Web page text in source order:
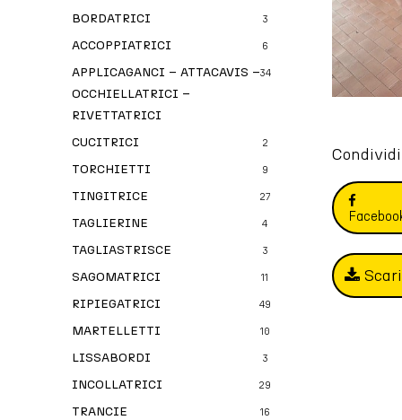
BORDATRICI 3
ACCOPPIATRICI 6
APPLICAGANCI – ATTACAVIS –
OCCHIELLATRICI –
RIVETTATRICI
34
CUCITRICI 2
TORCHIETTI 9
TINGITRICE 27
TAGLIERINE 4
TAGLIASTRISCE 3
SAGOMATRICI 11
RIPIEGATRICI 49
MARTELLETTI 10
LISSABORDI 3
INCOLLATRICI 29
TRANCIE 16